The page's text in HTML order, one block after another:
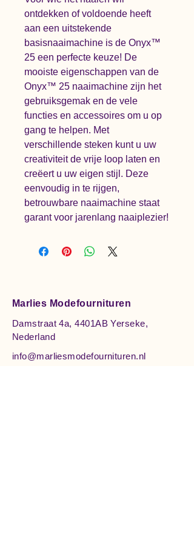
ontdekken of voldoende heeft
aan een uitstekende
basisnaaimachine is de Onyx™
25 een perfecte keuze! De
mooiste eigenschappen van de
Onyx™ 25 naaimachine zijn het
gebruiksgemak en de vele
functies en accessoires om u op
gang te helpen. Met
verschillende steken kunt u uw
creativiteit de vrije loop laten en
creëert u uw eigen stijl. Deze
eenvoudig in te rijgen,
betrouwbare naaimachine staat
garant voor jarenlang naaiplezier!
Marlies Modefournituren
Damstraat 4a, 4401AB Yerseke,
Nederland
info@marliesmodefournituren.nl